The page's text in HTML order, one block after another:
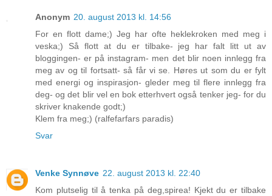
Anonym 20. august 2013 kl. 14:56
For en flott dame;) Jeg har ofte heklekroken med meg i
veska;) Så flott at du er tilbake- jeg har falt litt ut av
bloggingen- er på instagram- men det blir noen innlegg fra
meg av og til fortsatt- så får vi se. Høres ut som du er fylt
med energi og inspirasjon- gleder meg til flere innlegg fra
deg- og det blir vel en bok etterhvert også tenker jeg- for du
skriver knakende godt;)
Klem fra meg;) (ralfefarfars paradis)
Svar
Venke Synnøve 22. august 2013 kl. 22:40
Kom plutselig til å tenka på deg,spirea! Kjekt du er tilbake